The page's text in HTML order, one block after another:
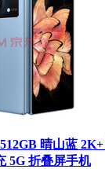
晴山蓝
5G 折叠屏手机